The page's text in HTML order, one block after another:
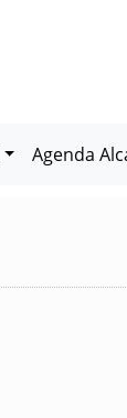
Agenda